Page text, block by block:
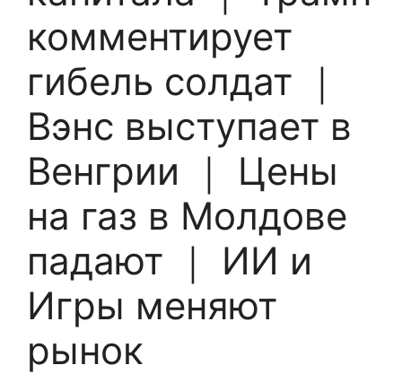
комментирует
гибель солдат ｜
Вэнс выступает в
Венгрии ｜ Цены
на газ в Молдове
падают ｜ ИИ и
Игры меняют
рынок